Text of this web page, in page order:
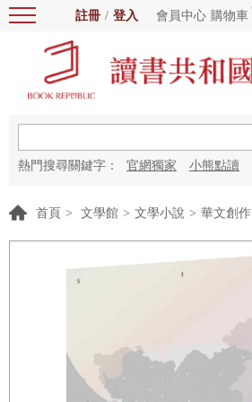
註冊 / 登入 會員中心 購物車
熱門搜尋關鍵字： 官網獨家 小熊點讀
首頁 > 文學館 > 文學小說 > 華文創作